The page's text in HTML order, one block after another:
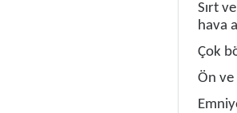
Sırt
hava
Çok
Ön ve